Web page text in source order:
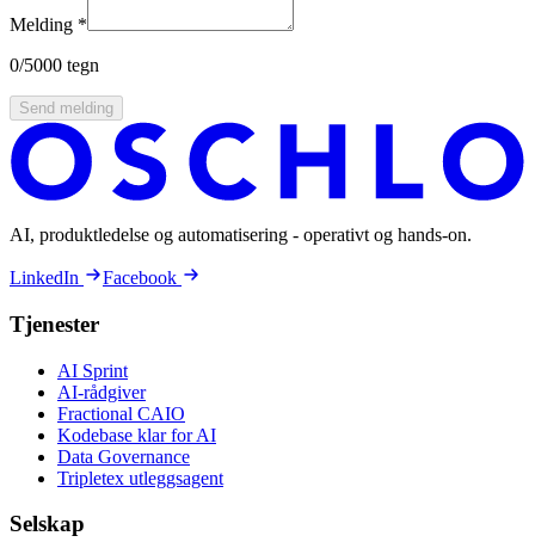
Melding *
0/5000 tegn
Send melding
AI, produktledelse og automatisering - operativt og hands-on.
LinkedIn Facebook
Tjenester
AI Sprint
AI-rådgiver
Fractional CAIO
Kodebase klar for AI
Data Governance
Tripletex utleggsagent
Selskap